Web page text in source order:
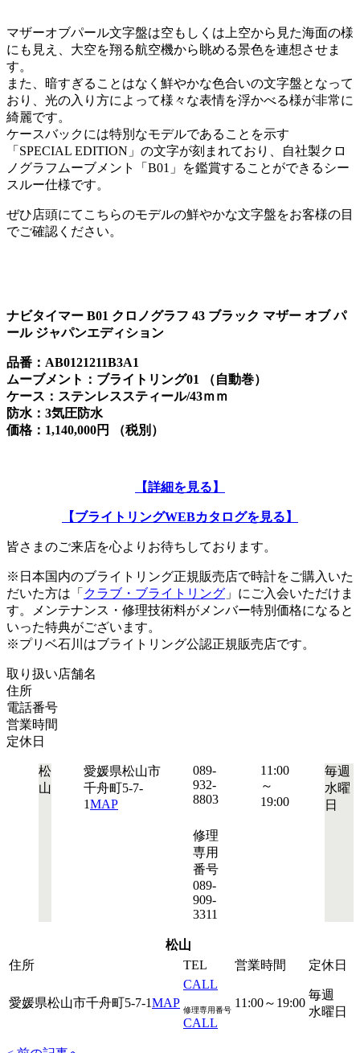
マザーオブパール文字盤は空もしくは上空から見た海面の様
にも見え、大空を翔る航空機から眺める景色を連想させま
す。
また、暗すぎることはなく鮮やかな色合いの文字盤となって
おり、光の入り方によって様々な表情を浮かべる様が非常に
綺麗です。
ケースバックには特別なモデルであることを示す
「SPECIAL EDITION」の文字が刻まれており、自社製クロ
ノグラフムーブメント「B01」を鑑賞することができるシー
スルー仕様です。
ぜひ店頭にてこちらのモデルの鮮やかな文字盤をお客様の目
でご確認ください。
ナビタイマー B01 クロノグラフ 43 ブラック マザー オブ パ
ール ジャパンエディション
品番：AB0121211B3A1
ムーブメント：ブライトリング01 （自動巻）
ケース：ステンレススティール/43ｍｍ
防水：3気圧防水
価格：1,140,000円 （税別）
【詳細を見る】
【ブライトリングWEBカタログを見る】
皆さまのご来店を心よりお待ちしております。
※日本国内のブライトリング正規販売店で時計をご購入いた
だいた方は「 クラブ・ブライトリング 」にご入会いただけま
す。メンテナンス・修理技術料がメンバー特別価格になると
いった特典がございます。
※プリベ石川はブライトリング公認正規販売店です。
取り扱い店舗名
住所
電話番号
営業時間
定休日
松
山
愛媛県松山市
千舟町5-7-
1MAP
089-
932-
8803
修理
専用
番号
089-
909-
3311
11:00
～
19:00
毎週
水曜
日
松山
住所
TEL 営業時間 定休日
愛媛県松山市千舟町5-7-1MAP
CALL
修理専用番号
CALL
11:00～19:00
毎週
水曜日